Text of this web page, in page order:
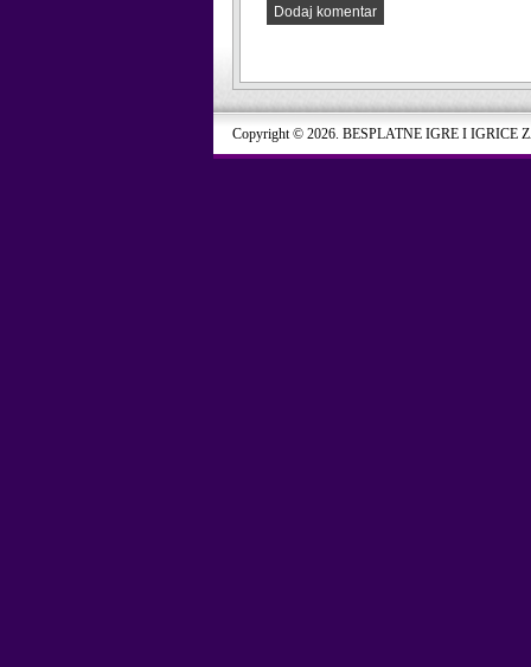
Dodaj komentar
Copyright © 2026. BESPLATNE IGRE I IGRICE